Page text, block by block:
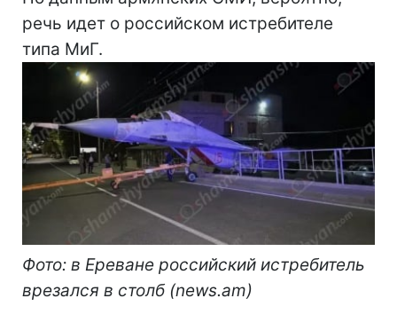
речь идет о российском истребителе
типа МиГ.
Фото: в Ереване российский истребитель
врезался в столб (news.am)